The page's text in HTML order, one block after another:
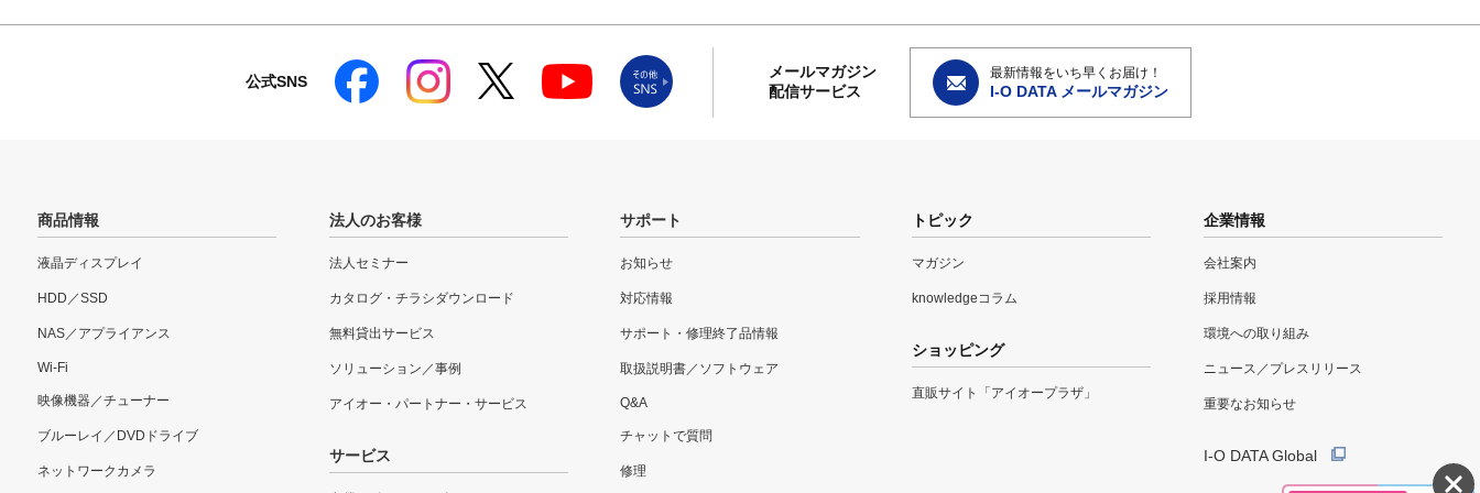
公式SNS
メールマガジン
配信サービス
最新情報をいち早くお届け！
I-O DATA メールマガジン
商品情報
液晶ディスプレイ
HDD／SSD
NAS／アプライアンス
Wi-Fi
映像機器／チューナー
ブルーレイ／DVDドライブ
ネットワークカメラ
法人のお客様
法人セミナー
カタログ・チラシダウンロード
無料貸出サービス
ソリューション／事例
アイオー・パートナー・サービス
サービス
サポート
お知らせ
対応情報
サポート・修理終了品情報
取扱説明書／ソフトウェア
Q&A
チャットで質問
修理
トピック
マガジン
knowledgeコラム
ショッピング
直販サイト「アイオープラザ」
企業情報
会社案内
採用情報
環境への取り組み
ニュース／プレスリリース
重要なお知らせ
I-O DATA Global